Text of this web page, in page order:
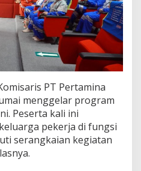
PT Pertamina
menggelar program
Peserta kali ini
pekerja di fungsi
serangkaian kegiatan